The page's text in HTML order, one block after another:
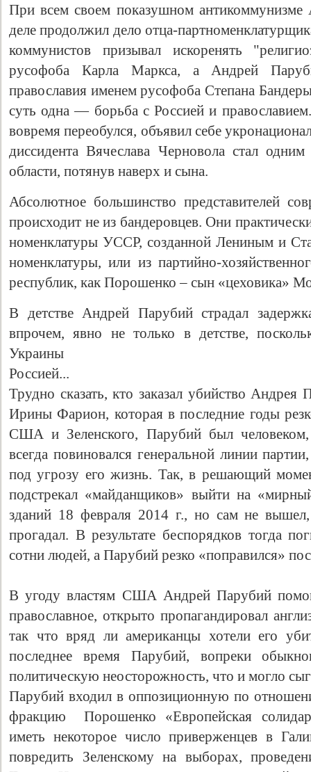
При всем своем показушном
деле продолжил дело отца-
коммунистов призывал искоренять
русофоба Карла Маркса, а Андрей
православия именем русофоба Степана
суть одна — борьба с Россией и
вовремя переобулся, объявил себе
диссидента Вячеслава Черновола стал
области, потянув наверх и сына.
Абсолютное большинство представителей
происходит не из бандеровцев. Они
номенклатуры УССР, созданной Лениным и
номенклатуры, или из партийно-
республик, как Порошенко – сын «цеховика»
В детстве Андрей Парубий страдал
впрочем, явно не только в детстве,
Трудно сказать, кто заказал убийство
Ирины Фарион, которая в последние годы
США и Зеленского, Парубий был человеком,
всегда повиновался генеральной линии
под угрозу его жизнь. Так, в решающий
подстрекал «майданщиков» выйти на
зданий 18 февраля 2014 г., но сам не
прогадал. В результате беспорядков тогда
сотни людей, а Парубий резко «поправился»
В угоду властям США Андрей Парубий
православное, открыто пропагандировал
так что вряд ли американцы хотели его
последнее время Парубий, вопреки
политическую неосторожность, что и могло
Парубий входил в оппозиционную по
фракцию Порошенко «Европейская
иметь некоторое число приверженцев в
повредить Зеленскому на выборах,
Свидетельство